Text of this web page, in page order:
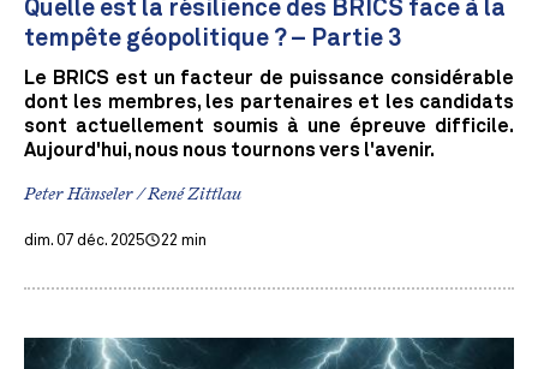
Quelle est la résilience des BRICS face à la
tempête géopolitique ? – Partie 3
Le BRICS est un facteur de puissance considérable
dont les membres, les partenaires et les candidats
sont actuellement soumis à une épreuve difficile.
Aujourd'hui, nous nous tournons vers l'avenir.
Peter Hänseler / René Zittlau
dim. 07 déc. 2025 22 min